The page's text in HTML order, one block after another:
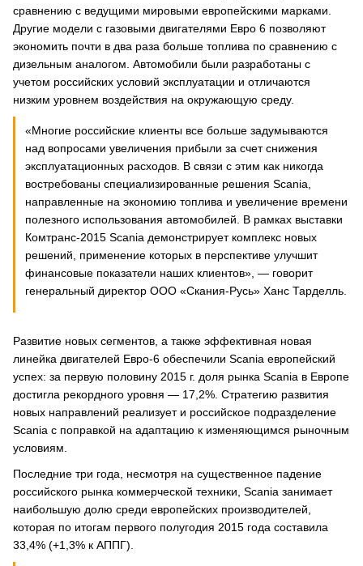
сравнению с ведущими мировыми европейскими марками.
Другие модели с газовыми двигателями Евро 6 позволяют
экономить почти в два раза больше топлива по сравнению с
дизельным аналогом. Автомобили были разработаны с
учетом российских условий эксплуатации и отличаются
низким уровнем воздействия на окружающую среду.
«Многие российские клиенты все больше задумываются
над вопросами увеличения прибыли за счет снижения
эксплуатационных расходов. В связи с этим как никогда
востребованы специализированные решения Scania,
направленные на экономию топлива и увеличение времени
полезного использования автомобилей. В рамках выставки
Комтранс-2015 Scania демонстрирует комплекс новых
решений, применение которых в перспективе улучшит
финансовые показатели наших клиентов», — говорит
генеральный директор ООО «Скания-Русь» Ханс Тарделль.
Развитие новых сегментов, а также эффективная новая
линейка двигателей Евро-6 обеспечили Scania европейский
успех: за первую половину 2015 г. доля рынка Scania в Европе
достигла рекордного уровня — 17,2%. Стратегию развития
новых направлений реализует и российское подразделение
Scania с поправкой на адаптацию к изменяющимся рыночным
условиям.
Последние три года, несмотря на существенное падение
российского рынка коммерческой техники, Scania занимает
наибольшую долю среди европейских производителей,
которая по итогам первого полугодия 2015 года составила
33,4% (+1,3% к АППГ).